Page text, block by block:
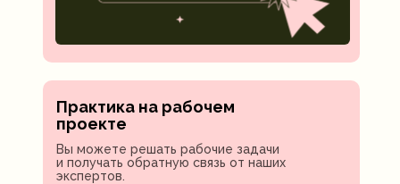
Практика на рабочем
проекте
Вы можете решать рабочие задачи
и получать обратную связь от наших
экспертов.